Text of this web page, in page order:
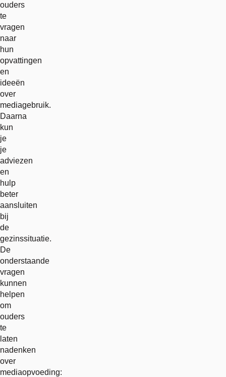
ouders
te
vragen
naar
hun
opvattingen
en
ideeën
over
mediagebruik.
Daarna
kun
je
je
adviezen
en
hulp
beter
aansluiten
bij
de
gezinssituatie.
De
onderstaande
vragen
kunnen
helpen
om
ouders
te
laten
nadenken
over
mediaopvoeding: